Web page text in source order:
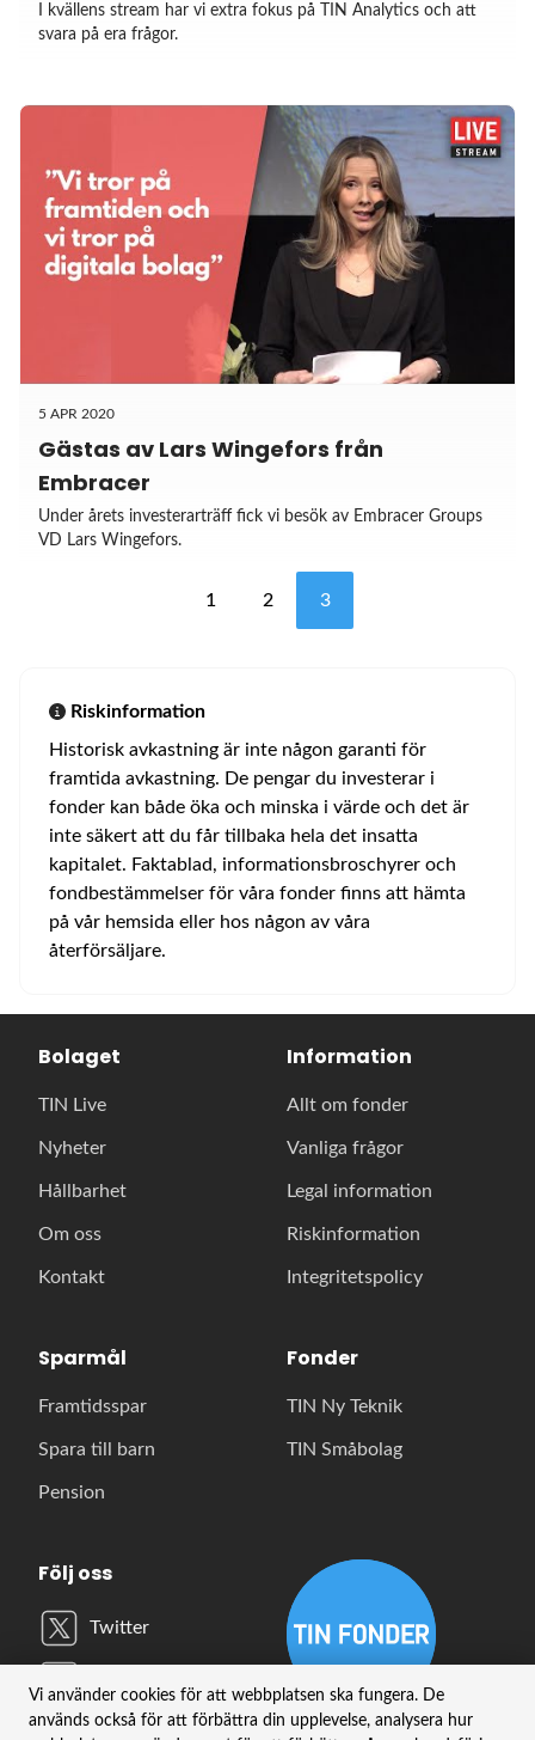
I kvällens stream har vi extra fokus på TIN Analytics och att
svara på era frågor.
5 APR 2020
Gästas av Lars Wingefors från
Embracer
Under årets investerarträff fick vi besök av Embracer Groups
VD Lars Wingefors.
1 2 3
Riskinformation
Historisk avkastning är inte någon garanti för
framtida avkastning. De pengar du investerar i
fonder kan både öka och minska i värde och det är
inte säkert att du får tillbaka hela det insatta
kapitalet. Faktablad, informationsbroschyrer och
fondbestämmelser för våra fonder finns att hämta
på vår hemsida eller hos någon av våra
återförsäljare.
Bolaget
TIN Live
Nyheter
Hållbarhet
Om oss
Kontakt
Information
Allt om fonder
Vanliga frågor
Legal information
Riskinformation
Integritetspolicy
Sparmål
Framtidsspar
Spara till barn
Pension
Fonder
TIN Ny Teknik
TIN Småbolag
Följ oss
Twitter
YouTube
Vi använder cookies för att webbplatsen ska fungera. De
används också för att förbättra din upplevelse, analysera hur